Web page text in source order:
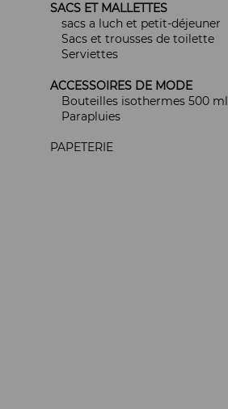
SACS ET MALLETTES
sacs a luch et petit-déjeuner
Sacs et trousses de toilette
Serviettes
ACCESSOIRES DE MODE
Bouteilles isothermes 500 ml
Parapluies
PAPETERIE